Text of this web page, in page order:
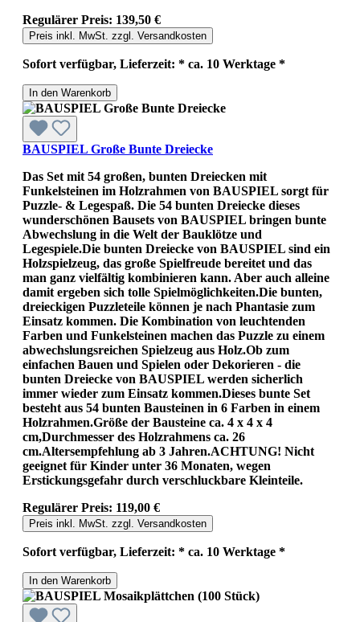
Regulärer Preis: 139,50 €
Preis inkl. MwSt. zzgl. Versandkosten
Sofort verfügbar, Lieferzeit: * ca. 10 Werktage *
In den Warenkorb
BAUSPIEL Große Bunte Dreiecke
Das Set mit 54 großen, bunten Dreiecken mit
Funkelsteinen im Holzrahmen von BAUSPIEL sorgt für
Puzzle- & Legespaß. Die 54 bunten Dreiecke dieses
wunderschönen Bausets von BAUSPIEL bringen bunte
Abwechslung in die Welt der Bauklötze und
Legespiele.Die bunten Dreiecke von BAUSPIEL sind ein
Holzspielzeug, das große Spielfreude bereitet und das
man ganz vielfältig kombinieren kann. Aber auch alleine
damit ergeben sich tolle Spielmöglichkeiten.Die bunten,
dreieckigen Puzzleteile können je nach Phantasie zum
Einsatz kommen. Die Kombination von leuchtenden
Farben und Funkelsteinen machen das Puzzle zu einem
abwechslungsreichen Spielzeug aus Holz.Ob zum
einfachen Bauen und Spielen oder Dekorieren - die
bunten Dreiecke von BAUSPIEL werden sicherlich
immer wieder zum Einsatz kommen.Dieses bunte Set
besteht aus 54 bunten Bausteinen in 6 Farben in einem
Holzrahmen.Größe der Bausteine ca. 4 x 4 x 4
cm,Durchmesser des Holzrahmens ca. 26
cm.Altersempfehlung ab 3 Jahren.ACHTUNG! Nicht
geeignet für Kinder unter 36 Monaten, wegen
Erstickungsgefahr durch verschluckbare Kleinteile.
Regulärer Preis: 119,00 €
Preis inkl. MwSt. zzgl. Versandkosten
Sofort verfügbar, Lieferzeit: * ca. 10 Werktage *
In den Warenkorb